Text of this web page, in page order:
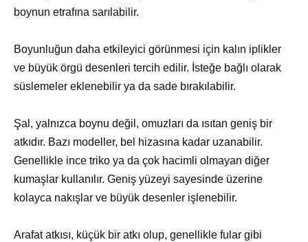
boynun etrafına sarılabilir.
Boyunluğun daha etkileyici görünmesi için kalın iplikler
ve büyük örgü desenleri tercih edilir. İsteğe bağlı olarak
süslemeler eklenebilir ya da sade bırakılabilir.
Şal, yalnızca boynu değil, omuzları da ısıtan geniş bir
atkıdır. Bazı modeller, bel hizasına kadar uzanabilir.
Genellikle ince triko ya da çok hacimli olmayan diğer
kumaşlar kullanılır. Geniş yüzeyi sayesinde üzerine
kolayca nakışlar ve büyük desenler işlenebilir.
Arafat atkısı, küçük bir atkı olup, genellikle fular gibi